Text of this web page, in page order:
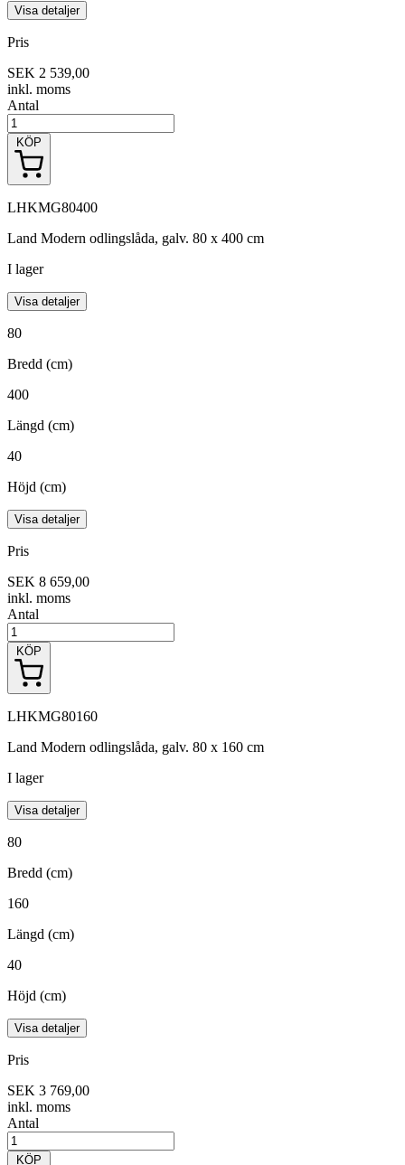
Visa detaljer
Pris
SEK 2 539,00
inkl. moms
Antal
KÖP
LHKMG80400
Land Modern odlingslåda, galv. 80 x 400 cm
I lager
Visa detaljer
80
Bredd (cm)
400
Längd (cm)
40
Höjd (cm)
Visa detaljer
Pris
SEK 8 659,00
inkl. moms
Antal
KÖP
LHKMG80160
Land Modern odlingslåda, galv. 80 x 160 cm
I lager
Visa detaljer
80
Bredd (cm)
160
Längd (cm)
40
Höjd (cm)
Visa detaljer
Pris
SEK 3 769,00
inkl. moms
Antal
KÖP